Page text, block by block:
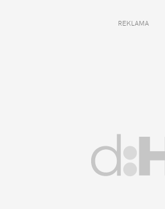
REKLAMA